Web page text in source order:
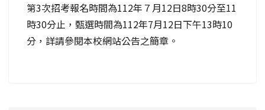
第3次招考報名時間為112年７月12日8時30分至11
時30分止，甄選時間為112年7月12日下午13時10
分，詳請參閱本校網站公告之簡章。